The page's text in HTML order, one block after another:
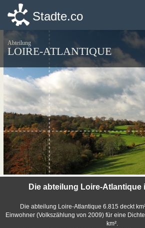
Stadte.co
Abteilung
LOIRE-ATLANTIQUE
Die abteilung Loire-Atlantique
Die abteilung Loire-Atlantique 6.815 deckt
Einwohner (Volkszählung von 2009) für eine
km².
Stadte.co